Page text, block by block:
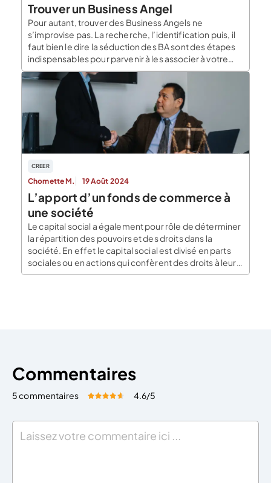
Trouver un Business Angel
Pour autant, trouver des Business Angels ne
s’improvise pas. La recherche, l’identification puis, il
faut bien le dire la séduction des BA sont des étapes
indispensables pour parvenir à les associer à votre
projet. Dans cet article, nous expliquons comment
trouver un Business Angel. La place des Business
Angels de France Les Business Angels ou […]
CREER
Chomette M. 19 Août 2024
L’apport d’un fonds de commerce à
une société
Le capital social a également pour rôle de déterminer
la répartition des pouvoirs et des droits dans la
société. En effet le capital social est divisé en parts
sociales ou en actions qui confèrent des droits à leurs
titulaires. Leurs droits sont proportionnels à leurs
Commentaires
5 commentaires Évaluez cet article:
4.6/5